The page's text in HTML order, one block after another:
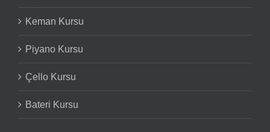
Keman Kursu
Piyano Kursu
Çello Kursu
Bateri Kursu